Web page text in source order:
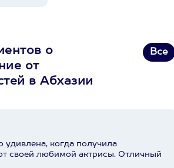
о
от
в Абхазии
Все
удивлена, когда получила
своей любимой актрисы. Отличный